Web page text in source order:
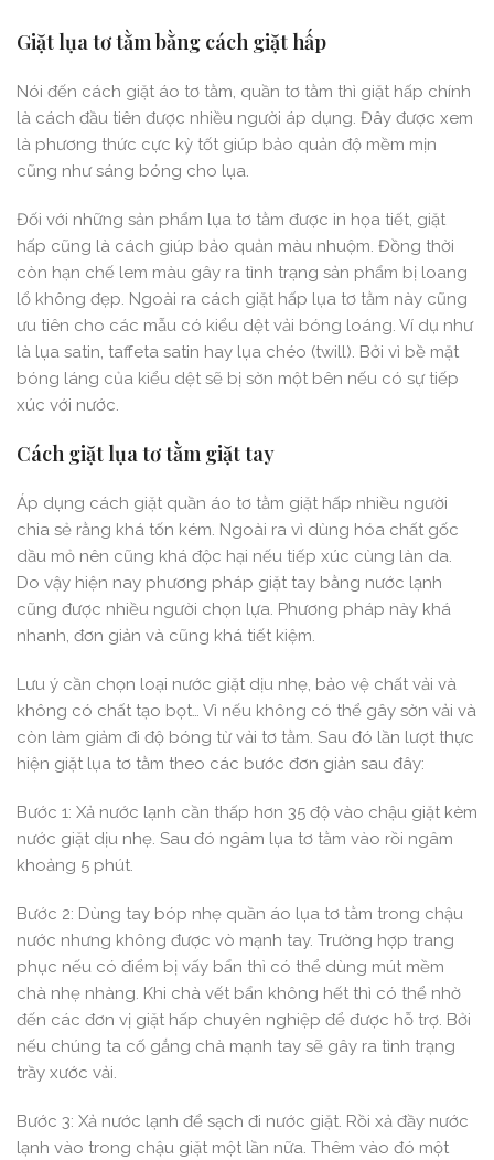
Giặt lụa tơ tằm bằng cách giặt hấp
Nói đến cách giặt áo tơ tằm, quần tơ tằm thì giặt hấp chính
là cách đầu tiên được nhiều người áp dụng. Đây được xem
là phương thức cực kỳ tốt giúp bảo quản độ mềm mịn
cũng như sáng bóng cho lụa.
Đối với những sản phẩm lụa tơ tằm được in họa tiết, giặt
hấp cũng là cách giúp bảo quản màu nhuộm. Đồng thời
còn hạn chế lem màu gây ra tình trạng sản phẩm bị loang
lổ không đẹp. Ngoài ra cách giặt hấp lụa tơ tằm này cũng
ưu tiên cho các mẫu có kiểu dệt vải bóng loáng. Ví dụ như
là lụa satin, taffeta satin hay lụa chéo (twill). Bởi vì bề mặt
bóng láng của kiểu dệt sẽ bị sờn một bên nếu có sự tiếp
xúc với nước.
Cách giặt lụa tơ tằm giặt tay
Áp dụng cách giặt quần áo tơ tằm giặt hấp nhiều người
chia sẻ rằng khá tốn kém. Ngoài ra vì dùng hóa chất gốc
dầu mỏ nên cũng khá độc hại nếu tiếp xúc cùng làn da.
Do vậy hiện nay phương pháp giặt tay bằng nước lạnh
cũng được nhiều người chọn lựa. Phương pháp này khá
nhanh, đơn giản và cũng khá tiết kiệm.
Lưu ý cần chọn loại nước giặt dịu nhẹ, bảo vệ chất vải và
không có chất tạo bọt… Vì nếu không có thể gây sờn vải và
còn làm giảm đi độ bóng từ vải tơ tằm. Sau đó lần lượt thực
hiện giặt lụa tơ tằm theo các bước đơn giản sau đây:
Bước 1: Xả nước lạnh cần thấp hơn 35 độ vào chậu giặt kèm
nước giặt dịu nhẹ. Sau đó ngâm lụa tơ tằm vào rồi ngâm
khoảng 5 phút.
Bước 2: Dùng tay bóp nhẹ quần áo lụa tơ tằm trong chậu
nước nhưng không được vò mạnh tay. Trường hợp trang
phục nếu có điểm bị vấy bẩn thì có thể dùng mút mềm
chà nhẹ nhàng. Khi chà vết bẩn không hết thì có thể nhờ
đến các đơn vị giặt hấp chuyên nghiệp để được hỗ trợ. Bởi
nếu chúng ta cố gắng chà mạnh tay sẽ gây ra tình trạng
trầy xước vải.
Bước 3: Xả nước lạnh để sạch đi nước giặt. Rồi xả đầy nước
lạnh vào trong chậu giặt một lần nữa. Thêm vào đó một